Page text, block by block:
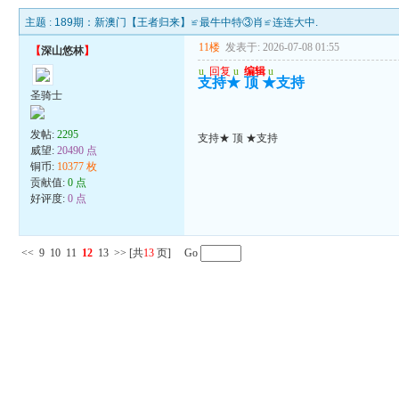
主题 : 189期：新澳门【王者归来】≌最牛中特③肖≌连连大中.
【深山悠林】
圣骑士
发帖:2295
威望:20490 点
铜币: 10377 枚
贡献值:0 点
好评度:0 点
11楼 发表于: 2026-07-08 01:55
u 回复 u 编辑 u
支持★ 顶 ★支持
支持★ 顶 ★支持
<< 9 10 11 12 13 >> [共13 页] Go